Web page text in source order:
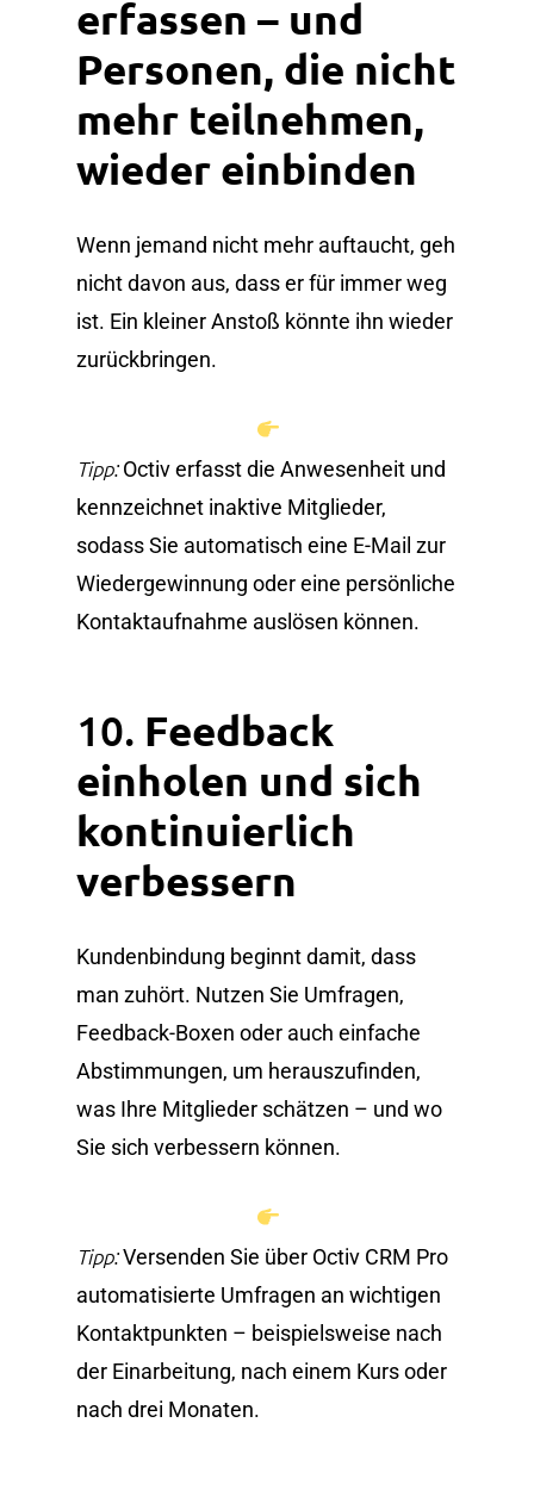
erfassen – und
Personen, die nicht
mehr teilnehmen,
wieder einbinden
Wenn jemand nicht mehr auftaucht, geh
nicht davon aus, dass er für immer weg
ist. Ein kleiner Anstoß könnte ihn wieder
zurückbringen.
Tipp:Octiv erfasst die Anwesenheit und
kennzeichnet inaktive Mitglieder,
sodass Sie automatisch eine E-Mail zur
Wiedergewinnung oder eine persönliche
Kontaktaufnahme auslösen können.
10. Feedback
einholen und sich
kontinuierlich
verbessern
Kundenbindung beginnt damit, dass
man zuhört. Nutzen Sie Umfragen,
Feedback-Boxen oder auch einfache
Abstimmungen, um herauszufinden,
was Ihre Mitglieder schätzen – und wo
Sie sich verbessern können.
Tipp:Versenden Sie über Octiv CRM Pro
automatisierte Umfragen an wichtigen
Kontaktpunkten – beispielsweise nach
der Einarbeitung, nach einem Kurs oder
nach drei Monaten.